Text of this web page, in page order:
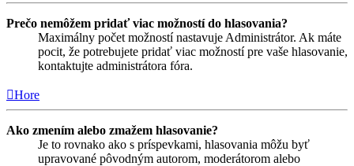
Prečo nemôžem pridať viac možností do hlasovania?
Maximálny počet možností nastavuje Administrátor. Ak máte
pocit, že potrebujete pridať viac možností pre vaše hlasovanie,
kontaktujte administrátora fóra.
Hore
Ako zmením alebo zmažem hlasovanie?
Je to rovnako ako s príspevkami, hlasovania môžu byť
upravované pôvodným autorom, moderátorom alebo